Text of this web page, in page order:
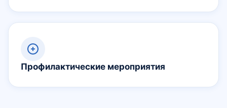
Профилактические мероприятия